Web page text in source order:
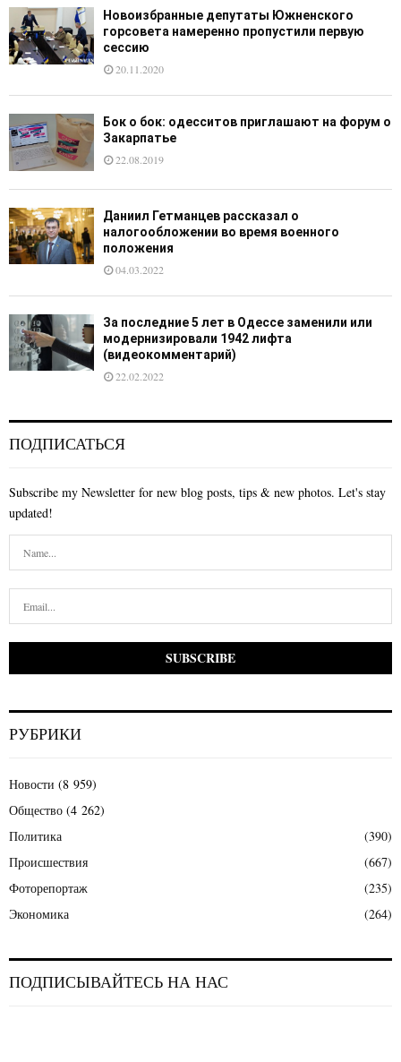
Новоизбранные депутаты Южненского
горсовета намеренно пропустили первую
сессию
20.11.2020
Бок о бок: одесситов приглашают на форум о
Закарпатье
22.08.2019
Даниил Гетманцев рассказал о
налогообложении во время военного
положения
04.03.2022
За последние 5 лет в Одессе заменили или
модернизировали 1942 лифта
(видеокомментарий)
22.02.2022
ПОДПИСАТЬСЯ
Subscribe my Newsletter for new blog posts, tips & new photos. Let's stay
updated!
РУБРИКИ
Новости (8 959)
Общество (4 262)
Политика
(390)
Происшествия
(667)
Фоторепортаж
(235)
Экономика
(264)
ПОДПИСЫВАЙТЕСЬ НА НАС